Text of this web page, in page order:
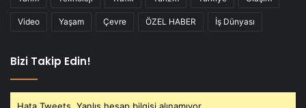
Video Yaşam Çevre ÖZEL HABER İş Dünyası
Bizi Takip Edin!